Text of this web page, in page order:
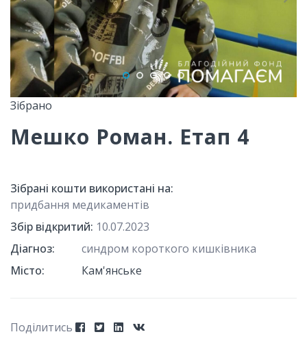
Зібрано
Мешко Роман. Етап 4
Зібрані кошти використані на:
придбання медикаментів
Збір відкритий: 10.07.2023
Діагноз:
синдром короткого кишківника
Місто:
Кам'янське
Поділитись